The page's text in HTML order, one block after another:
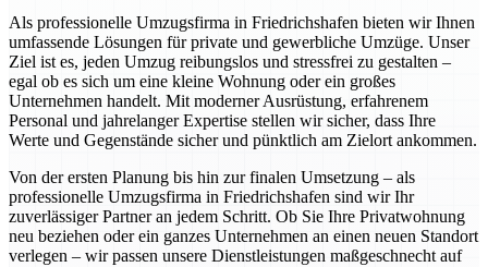
Als professionelle Umzugsfirma in Friedrichshafen bieten wir Ihnen
umfassende Lösungen für private und gewerbliche Umzüge. Unser
Ziel ist es, jeden Umzug reibungslos und stressfrei zu gestalten –
egal ob es sich um eine kleine Wohnung oder ein großes
Unternehmen handelt. Mit moderner Ausrüstung, erfahrenem
Personal und jahrelanger Expertise stellen wir sicher, dass Ihre
Werte und Gegenstände sicher und pünktlich am Zielort ankommen.
Von der ersten Planung bis hin zur finalen Umsetzung – als
professionelle Umzugsfirma in Friedrichshafen sind wir Ihr
zuverlässiger Partner an jedem Schritt. Ob Sie Ihre Privatwohnung
neu beziehen oder ein ganzes Unternehmen an einen neuen Standort
verlegen – wir passen unsere Dienstleistungen maßgeschnecht auf